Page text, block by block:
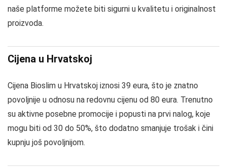
naše platforme možete biti sigurni u kvalitetu i originalnost
proizvoda.
Cijena u Hrvatskoj
Cijena Bioslim u Hrvatskoj iznosi 39 eura, što je znatno
povoljnije u odnosu na redovnu cijenu od 80 eura. Trenutno
su aktivne posebne promocije i popusti na prvi nalog, koje
mogu biti od 30 do 50%, što dodatno smanjuje trošak i čini
kupnju još povoljnijom.